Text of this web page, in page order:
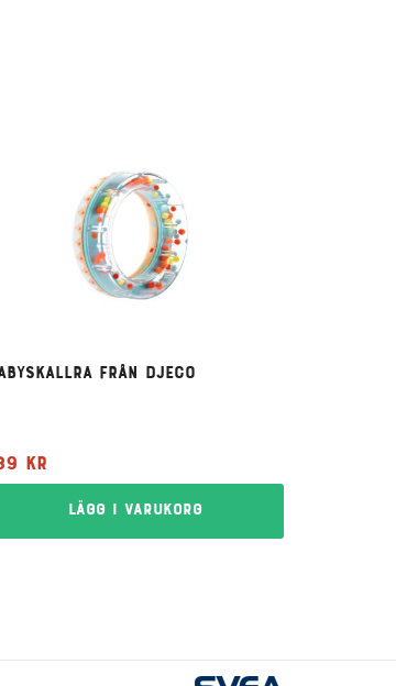
från Djeco
kr
Lägg i varukorg